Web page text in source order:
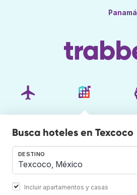
Panamá
Busca hoteles en Texcoco
DESTINO
Incluir apartamentos y casas